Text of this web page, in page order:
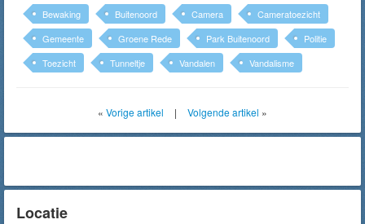
Bewaking Buitenoord Camera
Cameratoezicht
Gemeente
Groene Rede Park Buitenoord
Politie
Toezicht
Tunneltje Vandalen Vandalisme
« Vorige artikel | Volgende artikel »
Locatie